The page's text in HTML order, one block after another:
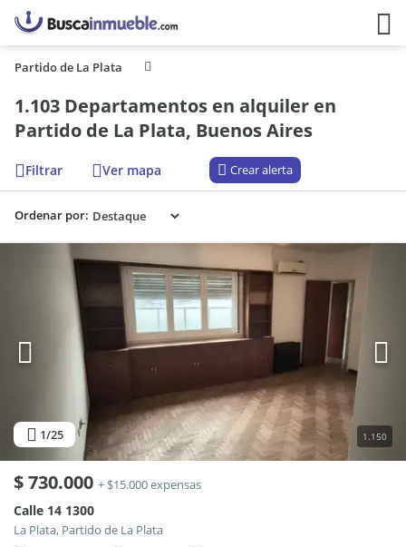
Partido de La Plata
1.103 Departamentos en alquiler en
Partido de La Plata, Buenos Aires
Filtrar Ver mapa Crear alerta
Ordenar por:
1/25 1.150
$730.000 + $15.000 expensas
Calle 14 1300
La Plata, Partido de La Plata